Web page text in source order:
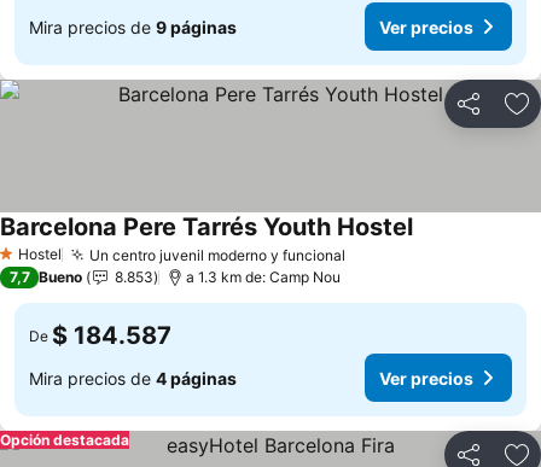
Mira precios de 9 páginas Ver precios
Compartir
1 Estrellas
Hostel Un centro juvenil moderno y funcional
Barcelona Pere Tarrés Youth Hostel
7,7 Bueno 8.853 a 1.3 km de: Camp Nou
De $ 184.587
Mira precios de 4 páginas Ver precios
Opción destacada